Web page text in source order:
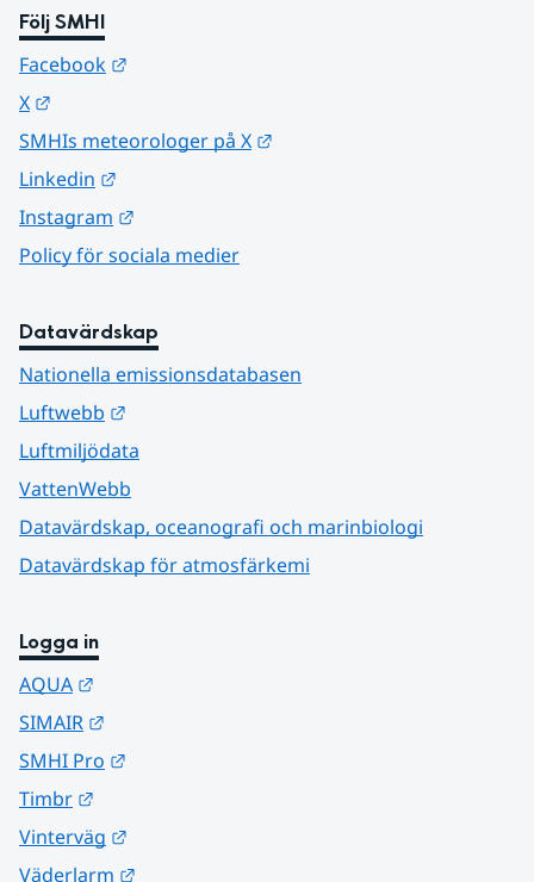
Följ SMHI
Facebook
X
SMHIs meteorologer på X
Linkedin
Instagram
Policy för sociala medier
Datavärdskap
Nationella emissionsdatabasen
Luftwebb
Luftmiljödata
VattenWebb
Datavärdskap, oceanografi och marinbiologi
Datavärdskap för atmosfärkemi
Logga in
AQUA
SIMAIR
SMHI Pro
Timbr
Vinterväg
Väderlarm